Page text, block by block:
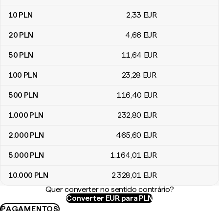
10 PLN 2,33 EUR
20 PLN 4,66 EUR
50 PLN 11,64 EUR
100 PLN 23,28 EUR
500 PLN 116,40 EUR
1.000 PLN 232,80 EUR
2.000 PLN 465,60 EUR
5.000 PLN 1.164,01 EUR
10.000 PLN 2.328,01 EUR
Quer converter no sentido contrário?
Converter EUR para PLN
PAGAMENTOS